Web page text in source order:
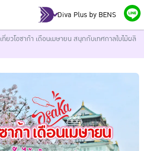
Diva Plus by BENS
เที่ยวโอซาก้า เดือนเมษายน สนุกกับเทศกาลใบไม้ผลิ